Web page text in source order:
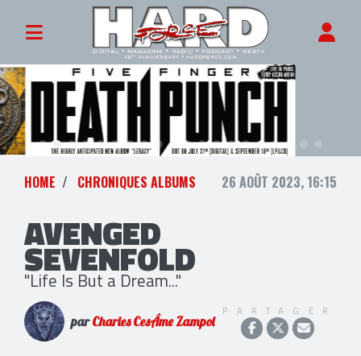
HOME CHRONIQUES ALBUMS 26 AOÛT 2023, 16:15
AVENGED
SEVENFOLD
"Life Is But a Dream..."
parCharles CesÂme Zampol
PARTAGER